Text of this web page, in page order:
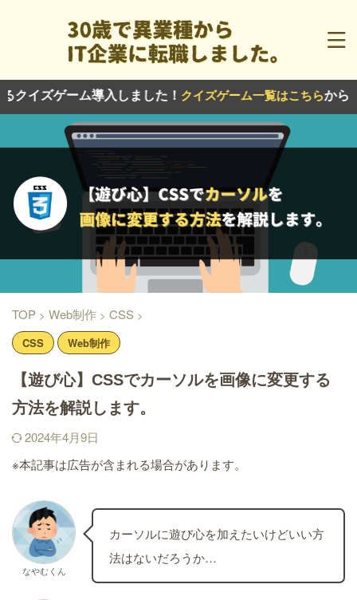
ゲーム導入しました！ クイズゲーム一覧はこちらから！今後
TOP > Web制作 > CSS >
CSS
Web制作
【遊び心】CSSでカーソルを画像に変更する
方法を解説します。
2024年4月9日
※本記事は広告が含まれる場合があります。
なやむくん
カーソルに遊び心を加えたいけどいい方
法はないだろうか…